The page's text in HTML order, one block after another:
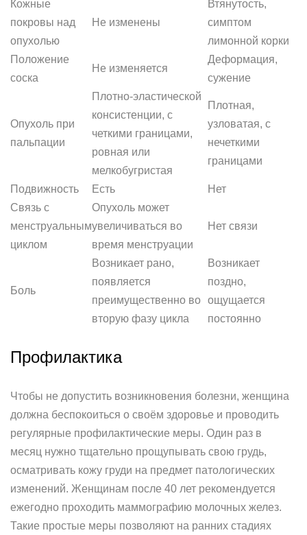
Кожные
покровы над
опухолью
Не изменены
Втянутость,
симптом
лимонной корки
Положение
соска
Не изменяется
Деформация,
сужение
Опухоль при
пальпации
Плотно-эластической
консистенции, с
четкими границами,
ровная или
мелкобугристая
Плотная,
узловатая, с
нечеткими
границами
Подвижность Есть
Нет
Связь с
менструальным
циклом
Опухоль может
увеличиваться во
время менструации
Нет связи
Боль
Возникает рано,
появляется
преимущественно во
вторую фазу цикла
Возникает
поздно,
ощущается
постоянно
Профилактика
Чтобы не допустить возникновения болезни, женщина
должна беспокоиться о своём здоровье и проводить
регулярные профилактические меры. Один раз в
месяц нужно тщательно прощупывать свою грудь,
осматривать кожу груди на предмет патологических
изменений. Женщинам после 40 лет рекомендуется
ежегодно проходить маммографию молочных желез.
Такие простые меры позволяют на ранних стадиях